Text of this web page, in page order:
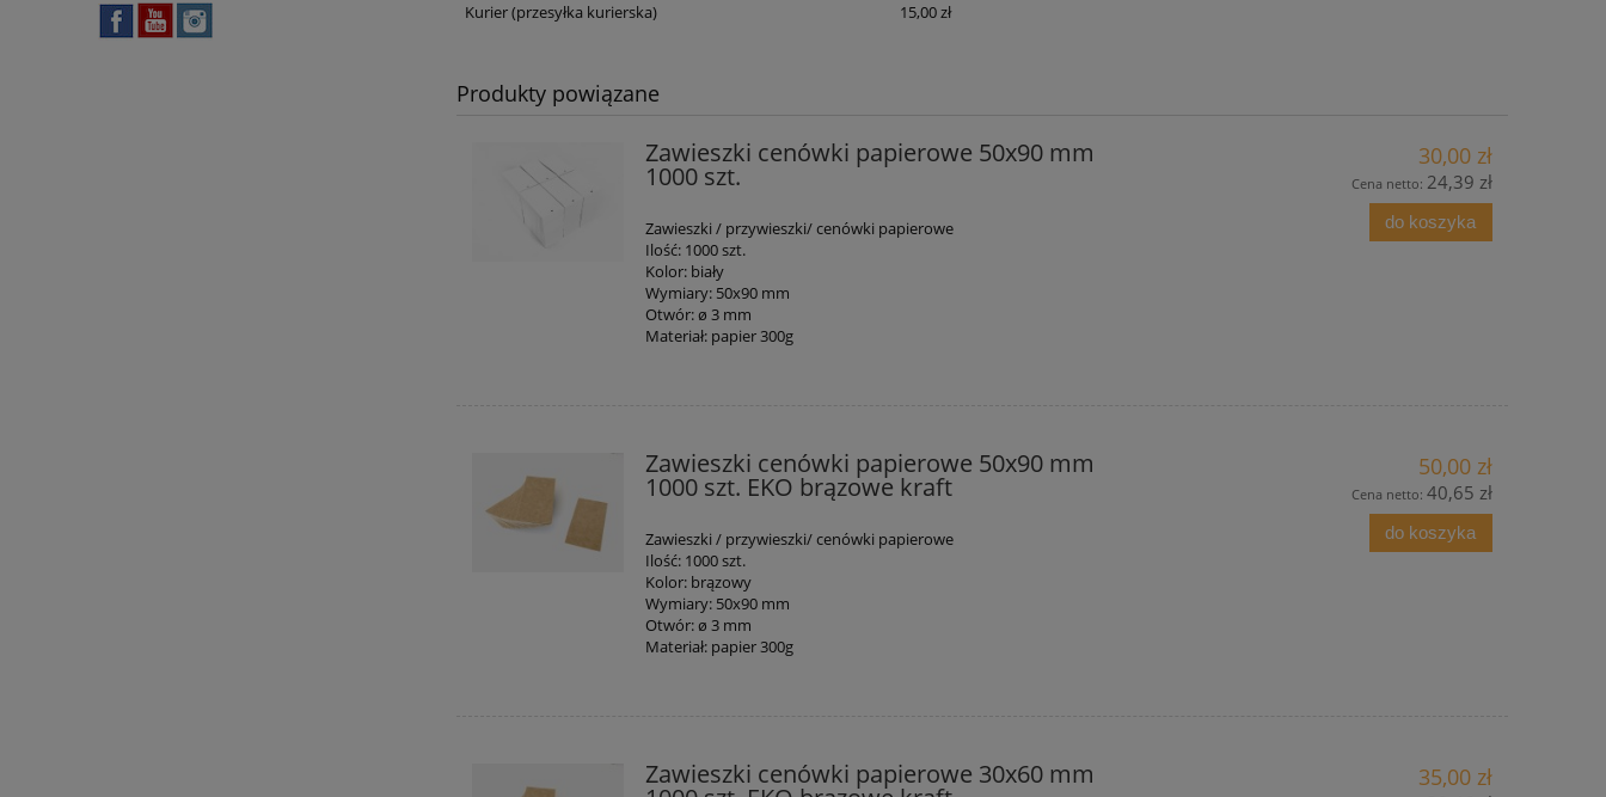
Kurier(przesyłka kurierska) 15,00 zł
Produkty powiązane
Zawieszki cenówki papierowe 50x90 mm
1000 szt.
Zawieszki / przywieszki/ cenówki papierowe
Ilość: 1000 szt.
Kolor: biały
Wymiary: 50x90 mm
Otwór: ø 3 mm
Materiał: papier 300g
30,00 zł
Cena netto: 24,39 zł
do koszyka
Zawieszki cenówki papierowe 50x90 mm
1000 szt. EKO brązowe kraft
Zawieszki / przywieszki/ cenówki papierowe
Ilość: 1000 szt.
Kolor: brązowy
Wymiary: 50x90 mm
Otwór: ø 3 mm
Materiał: papier 300g
50,00 zł
Cena netto: 40,65 zł
do koszyka
Zawieszki cenówki papierowe 30x60 mm 35,00 zł